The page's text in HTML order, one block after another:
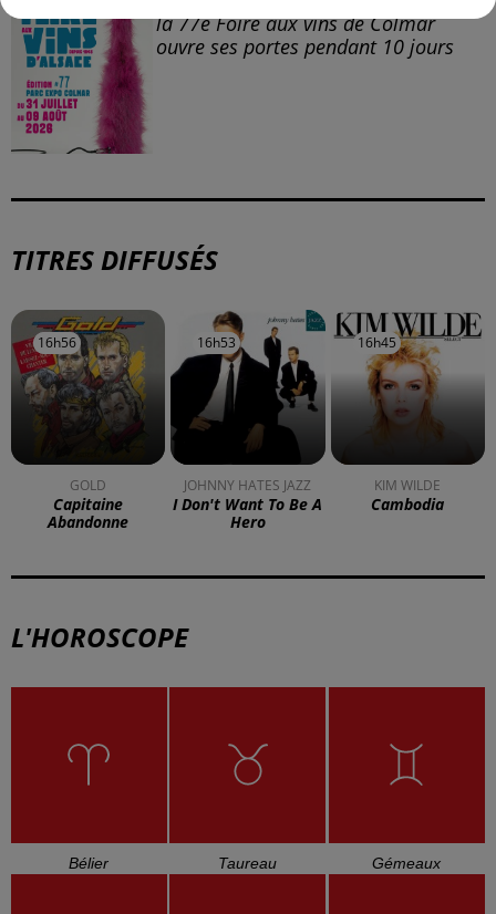
la 77e Foire aux vins de Colmar
ouvre ses portes pendant 10 jours
TITRES DIFFUSÉS
16h56
16h56
GOLD
Capitaine
Abandonne
16h53
16h53
JOHNNY HATES JAZZ
I Don't Want To Be A
Hero
16h45
16h45
KIM WILDE
Cambodia
L'HOROSCOPE
Bélier Taureau Gémeaux